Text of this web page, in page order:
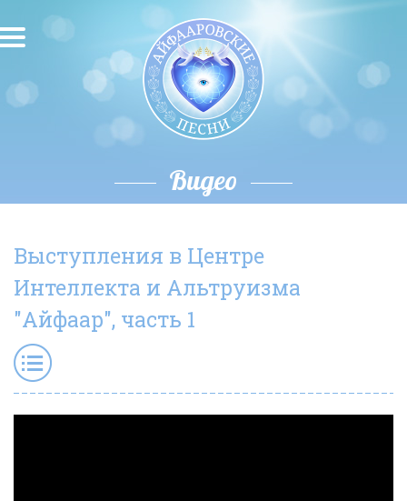
О песнях
Исполнители
О влиянии звука
Новости
Скачать
Контакты
Фотогалерея
Видео
Выступления в Центре
Интеллекта и Альтруизма
"Айфаар", часть 1